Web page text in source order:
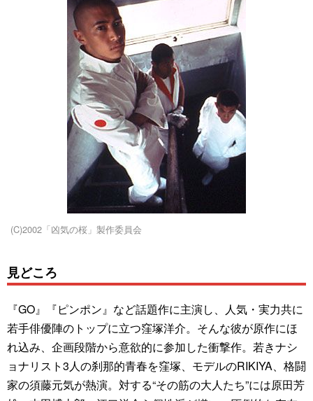
(C)2002「凶気の桜」製作委員会
見どころ
『GO』『ピンポン』など話題作に主演し、人気・実力共に
若手俳優陣のトップに立つ窪塚洋介。そんな彼が原作にほ
れ込み、企画段階から意欲的に参加した衝撃作。若きナシ
ョナリスト3人の刹那的青春を窪塚、モデルのRIKIYA、格闘
家の須藤元気が熱演。対する“その筋の大人たち”には原田芳